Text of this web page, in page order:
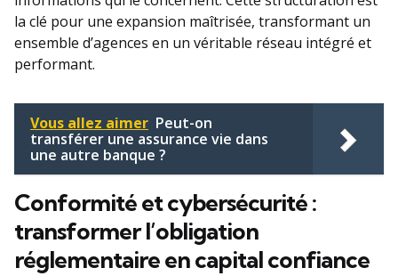
la clé pour une expansion maîtrisée, transformant un
ensemble d’agences en un véritable réseau intégré et
performant.
Vous allez aimer Peut-on
transférer une assurance vie dans
une autre banque ?
Conformité et cybersécurité :
transformer l’obligation
réglementaire en capital confiance